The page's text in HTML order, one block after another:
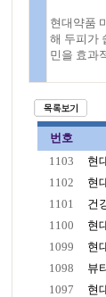
현대약품
해 두피가
민을 효과
번호
1103
현
1102
현
1101
건
1100
현
1099
현
1098
뷰
1097
현